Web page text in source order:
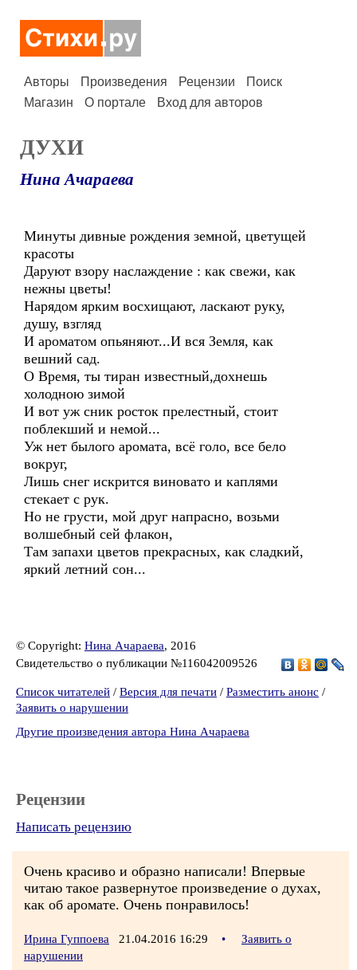
Авторы Произведения Рецензии
Поиск
Магазин
О портале Вход для авторов
ДУХИ
Нина Ачараева
Минуты дивные рождения земной, цветущей
красоты
Даруют взору наслаждение : как свежи, как
нежны цветы!
Нарядом ярким восхищают, ласкают руку,
душу, взгляд
И ароматом опьяняют...И вся Земля, как
вешний сад.
О Время, ты тиран известный,дохнешь
холодною зимой
И вот уж сник росток прелестный, стоит
поблекший и немой...
Уж нет былого аромата, всё голо, все бело
вокруг,
Лишь снег искрится виновато и каплями
стекает с рук.
Но не грусти, мой друг напрасно, возьми
волшебный сей флакон,
Там запахи цветов прекрасных, как сладкий,
яркий летний сон...
© Copyright: Нина Ачараева, 2016
Свидетельство о публикации №116042009526
Список читателей / Версия для печати / Разместить анонс /
Заявить о нарушении
Другие произведения автора Нина Ачараева
Рецензии
Написать рецензию
Очень красиво и образно написали! Впервые
читаю такое развернутое произведение о духах,
как об аромате. Очень понравилось!
Ирина Гуппоева 21.04.2016 16:29 •
Заявить о
нарушении